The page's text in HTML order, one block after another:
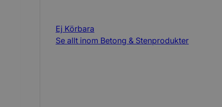
Ej Körbara
Se allt inom Betong & Stenprodukter